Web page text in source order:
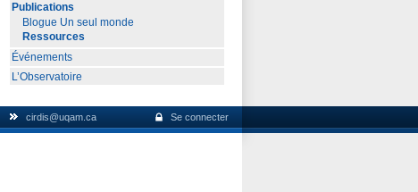
Publications
Blogue Un seul monde
Ressources
Événements
L’Observatoire
cirdis@uqam.ca Se connecter